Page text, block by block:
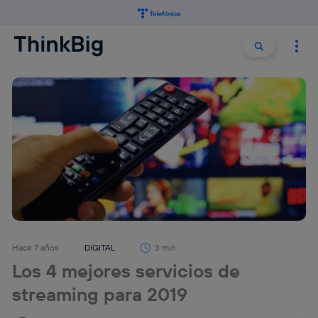
Buscar
Hace 7 años DIGITAL 3 min
Los 4 mejores servicios de
streaming para 2019